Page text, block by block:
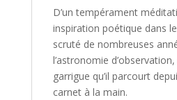
D’un tempérament
inspiration poétique dans
scruté de nombreuses
l’astronomie
garrigue qu’il parcourt
carnet à la main.